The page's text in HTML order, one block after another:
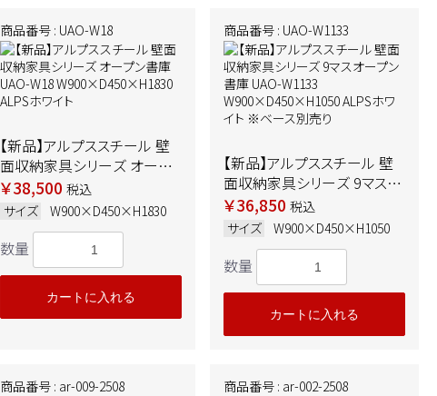
商品番号 : UAO-W18
【新品】アルプススチール 壁
面収納家具シリーズ オープ
ン書庫 UAO-W18
W900×D450×H1830 ALPS
￥38,500 税込
サイズ
W900×D450×H1830
数量
カートに入れる
商品番号 : UAO-W1133
【新品】アルプススチール 壁
面収納家具シリーズ 9マスオ
ープン書庫 UAO-W1133
W900×D450×H1050 ALPS
￥36,850 税込
サイズ
W900×D450×H1050
数量
カートに入れる
商品番号 : ar-009-2508 商品番号 : ar-002-2508